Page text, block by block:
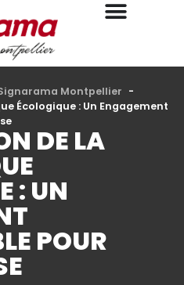
Montpellier
Écologique : Un Engagement
DE LA
: UN
POUR